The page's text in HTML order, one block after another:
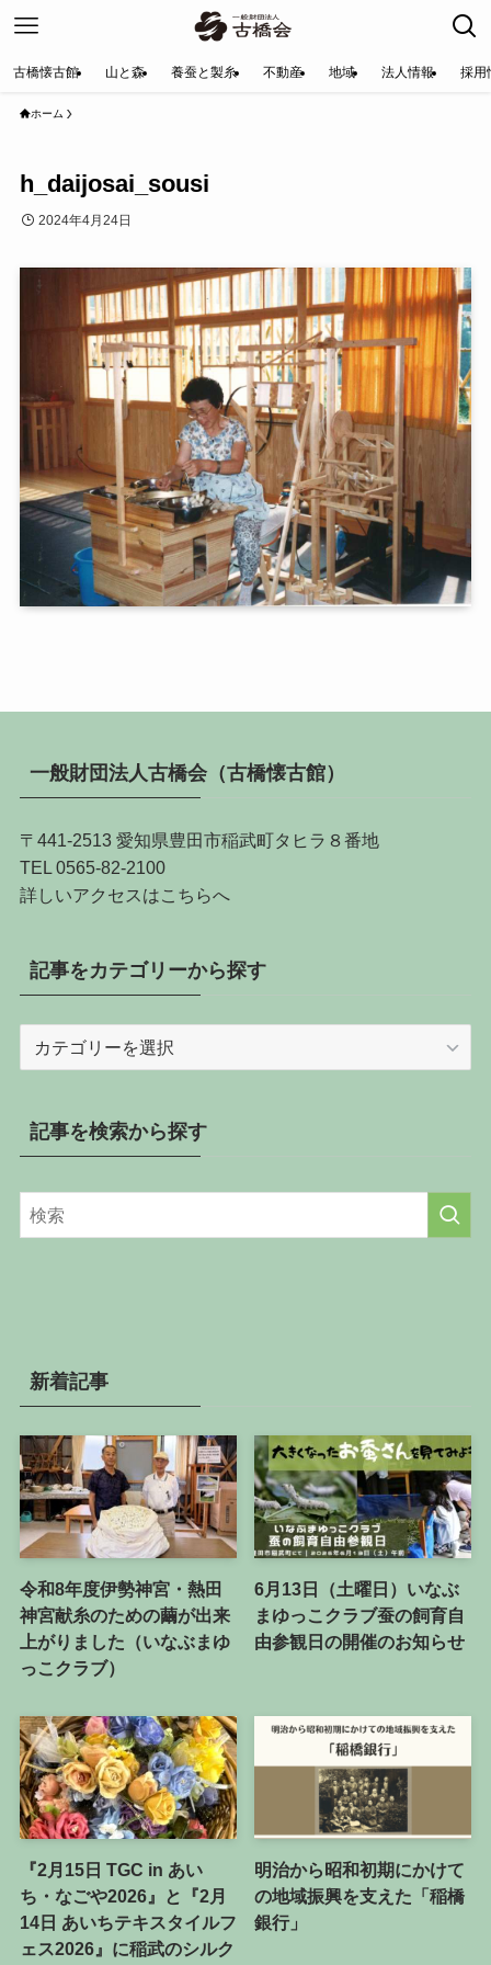
古橋懐古館 山と森 養蚕と製糸 不動産 地域 法人情報 採用
ホーム
h_daijosai_sousi
2024年4月24日
一般財団法人古橋会（古橋懐古館）
〒441-2513 愛知県豊田市稲武町タヒラ８番地
TEL 0565-82-2100
詳しいアクセスはこちらへ
記事をカテゴリーから探す
カ
テ
ー
記事を検索から探す
新着記事
令和8年度伊勢神宮・熱田
神宮献糸のための繭が出来
上がりました（いなぶまゆ
っこクラブ）
6月13日（土曜日）いなぶ
まゆっこクラブ蚕の飼育自
由参観日の開催のお知らせ
『2月15日 TGC in あい
ち・なごや2026』と『2月
14日 あいちテキスタイルフ
ェス2026』に稲武のシルク
明治から昭和初期にかけて
の地域振興を支えた「稲橋
銀行」